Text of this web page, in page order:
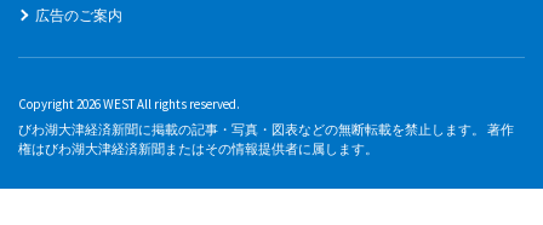
広告のご案内
Copyright 2026 WEST All rights reserved.
びわ湖大津経済新聞に掲載の記事・写真・図表などの無断転載を禁止します。 著作
権はびわ湖大津経済新聞またはその情報提供者に属します。